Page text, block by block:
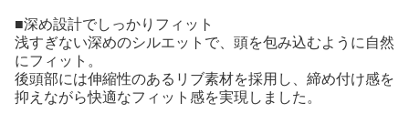
■深め設計でしっかりフィット
浅すぎない深めのシルエットで、頭を包み込むように自然
にフィット。
後頭部には伸縮性のあるリブ素材を採用し、締め付け感を
抑えながら快適なフィット感を実現しました。